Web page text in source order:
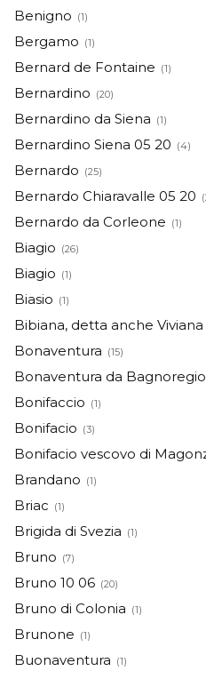
Benigno (1)
Bergamo (1)
Bernard de Fontaine (1)
Bernardino (20)
Bernardino da Siena (1)
Bernardino Siena 05 20 (4)
Bernardo (25)
Bernardo Chiaravalle 05 20
Bernardo da Corleone (1)
Biagio (26)
Biagio (1)
Biasio (1)
Bibiana, detta anche Viviana
Bonaventura (15)
Bonaventura da Bagnoregio
Bonifaccio (1)
Bonifacio (3)
Bonifacio vescovo di
Brandano (1)
Briac (1)
Brigida di Svezia (1)
Bruno (7)
Bruno 10 06 (20)
Bruno di Colonia (1)
Brunone (1)
Buonaventura (1)